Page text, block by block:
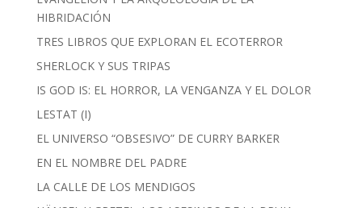
HIBRIDACIÓN
TRES LIBROS QUE EXPLORAN EL ECOTERROR
SHERLOCK Y SUS TRIPAS
IS GOD IS: EL HORROR, LA VENGANZA Y EL DOLOR
LESTAT (I)
EL UNIVERSO “OBSESIVO” DE CURRY BARKER
EN EL NOMBRE DEL PADRE
LA CALLE DE LOS MENDIGOS